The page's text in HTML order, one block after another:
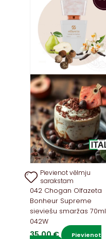
Pievienot vēlmju
sarakstam
042 Chogan Olfazeta
Bonheur Supreme
sieviešu smaržas 70ml
042W
35,00€ Pievienot